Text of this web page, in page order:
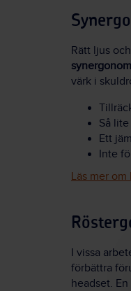
Rätt ljus
värk i
Så
Ett
Inte
Läs mer
I vissa
förbättra
headset.